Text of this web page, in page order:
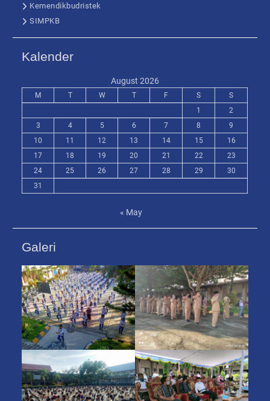
Kemendikbudristek
SIMPKB
Kalender
August 2026
M T W T F S
S
1
2
3
4 5 6 7 8
9
10
11 12 13 14 15
16
17
18 19 20 21 22
23
24
25 26 27 28 29
30
31
« May
Galeri